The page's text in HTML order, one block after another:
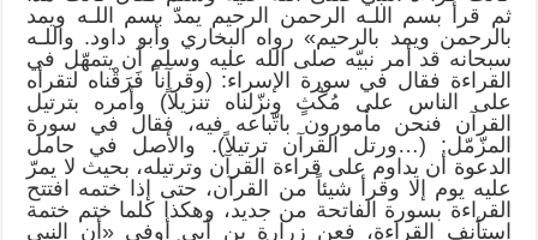
ثم قرأ بسم اللـه الرحمن الرحيم يمدّ بسم اللـه ويمد
بالرحمن ويمد بالرحيم» رواه البخاري وأبو داود. واللـه
سبحانه قد أمر نبيّه صلى الله عليه وسلم أن يتمهّل في
القراءة فقال في سورة الإسراء: (وقرآناً فَرَقْناه لتقرأه
على الناس على مُكْثٍ ونزّلناه تنزيلاً) وأمره بترتيل
القرآن فنحن مأمورون باتّباعه فيه، فقال في سورة
المزّمّل: (…ورتل القرآن ترتيلاً). والأصل في حامل
الدعوة أن يداوم على قراءة القرآن وترتيله، بحيث لا يمرّ
عليه يوم إلا وقرأ شيئاً من القرآن، حتى إذا ختمه افتتح
القراءة بسورة الفاتحة من جديد، وهكذا كلما ختم ختمة
استأنف القراءة، فعن زرارة بن أبي أوفى «أن النبي